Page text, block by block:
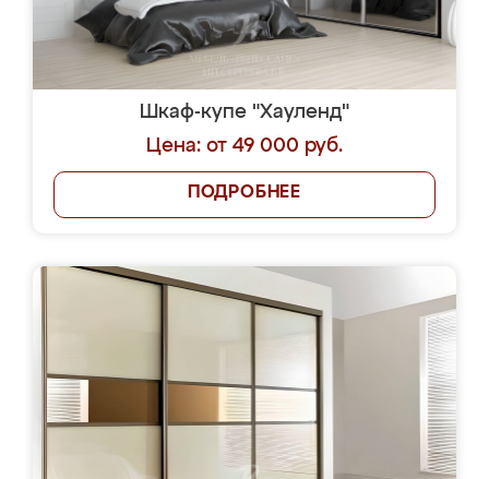
Шкаф-купе "Хауленд"
Цена: от 49 000 руб.
ПОДРОБНЕЕ